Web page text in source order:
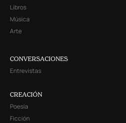
Libros
Música
Arte
CONVERSACIONES
Entrevistas
CREACIÓN
Poesía
Ficción